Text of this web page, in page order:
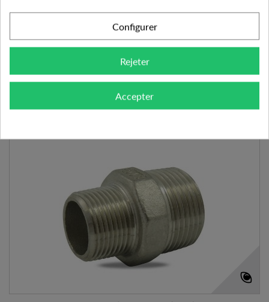
6.98 €
AJOUTER AU PANIER VOIR LE PRODUIT
Ajouter à mes préférences
Configurer
Rejeter
Accepter